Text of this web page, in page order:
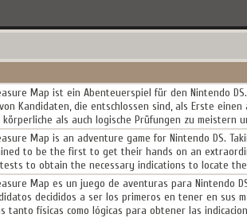
Map ist ein Abenteuerspiel für den Nintendo
Kandidaten, die entschlossen sind, als Erste
körperliche als auch logische Prüfungen zu meistern
Map is an adventure game for Nintendo DS.
to be the first to get their hands on an
to obtain the necessary indications to locate
Map es un juego de aventuras para Nintendo
decididos a ser los primeros en tener en sus
tanto físicas como lógicas para obtener las